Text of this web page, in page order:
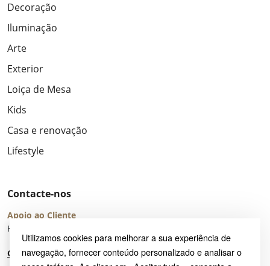
Utilizamos cookies para melhorar a sua experiência de
navegação, fornecer conteúdo personalizado e analisar o
Decoração
Iluminação
Arte
Exterior
Loiça de Mesa
Kids
Casa e renovação
Lifestyle
Contacte-nos
Apoio ao Cliente
Horário de Atendimento: seg – sex 8:00 – 16:00 (UTC+2)
Centro de Ajuda